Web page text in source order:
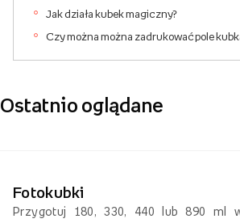
Jak działa kubek magiczny?
Czy można można zadrukować pole
Ostatnio oglądane
Fotokubki
Przygotuj 180, 330, 440 lub 890 ml